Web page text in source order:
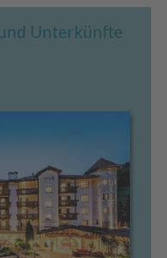
Unterkünfte